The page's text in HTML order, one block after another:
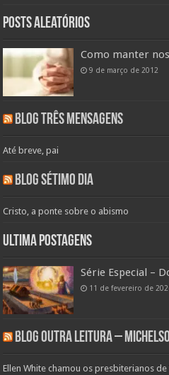
Posts aleatórios
Como manter
9 de março de 2012
Blog Três Mensagens
Até breve, pai
Blog Sétimo Dia
Cristo, a ponte sobre o abismo
Ultima Postagens
Série Especial –
11 de fevereiro de
Blog Outra Leitura –
Ellen White chamou os presbiterianos de